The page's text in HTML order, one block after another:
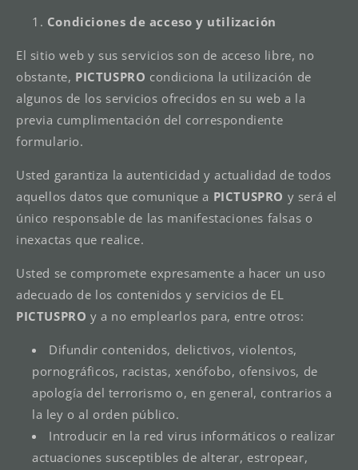
Condiciones de acceso y utilización
El sitio web y sus servicios son de acceso libre, no
obstante, PICTUSPRO condiciona la utilización de
algunos de los servicios ofrecidos en su web a la
previa cumplimentación del correspondiente
formulario.
Usted garantiza la autenticidad y actualidad de todos
aquellos datos que comunique a PICTUSPRO y será el
único responsable de las manifestaciones falsas o
inexactas que realice.
Usted se compromete expresamente a hacer un uso
adecuado de los contenidos y servicios de EL
PICTUSPRO y a no emplearlos para, entre otros:
Difundir contenidos, delictivos, violentos,
pornográficos, racistas, xenófobo, ofensivos, de
apología del terrorismo o, en general, contrarios a
la ley o al orden público.
Introducir en la red virus informáticos o realizar
actuaciones susceptibles de alterar, estropear,